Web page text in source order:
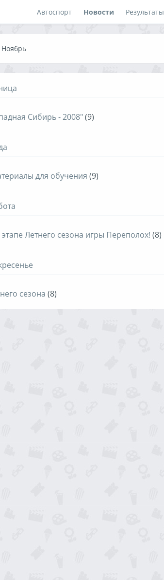
Автоспорт Новости Результаты
Ноябрь
Сибирь - 2008"(9)
для обучения (9)
этапе Летнего сезона игры Переполох! (8)
сезона (8)